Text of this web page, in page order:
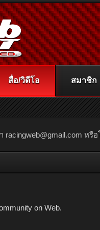
racingweb@gmail.com หรือ
on Web.
สื่อ/วิดีโอ สมาชิก